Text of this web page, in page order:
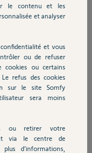
discussion
recepteur-portail-
le contenu et les
et analyser
et vous
ou de refuser
cookies ou certains
refus des cookies
sur le site Somfy
sera moins
ou retirer votre
via le centre de
d’informations,